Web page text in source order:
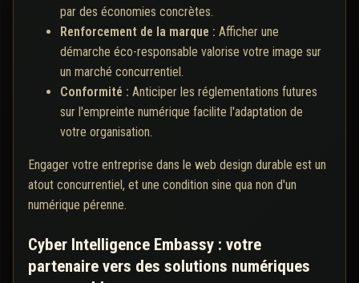
par des économies concrètes.
Renforcement de la marque : Afficher une
démarche éco-responsable valorise votre image sur
un marché concurrentiel.
Conformité : Anticiper les réglementations futures
sur l'empreinte numérique facilite l'adaptation de
votre organisation.
Engager votre entreprise dans le web design durable est un
atout concurrentiel, et une condition sine qua non d'un
numérique pérenne.
Cyber Intelligence Embassy : votre
partenaire vers des solutions numériques